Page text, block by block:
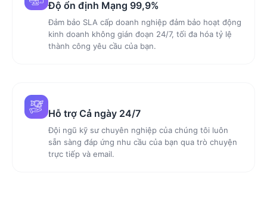
Độ ổn định Mạng 99,9%
Đảm bảo SLA cấp doanh nghiệp đảm bảo hoạt động
kinh doanh không gián đoạn 24/7, tối đa hóa tỷ lệ
thành công yêu cầu của bạn.
Hỗ trợ Cả ngày 24/7
Đội ngũ kỹ sư chuyên nghiệp của chúng tôi luôn
sẵn sàng đáp ứng nhu cầu của bạn qua trò chuyện
trực tiếp và email.